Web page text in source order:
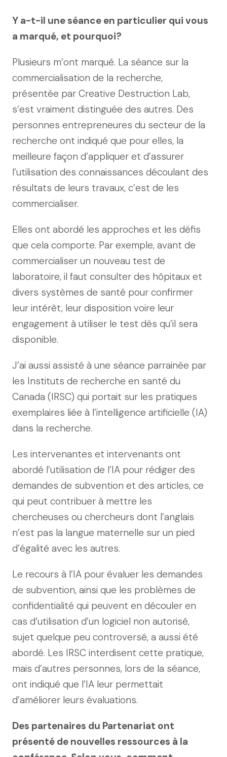
Y a-t-il une séance en particulier qui vous
a marqué, et pourquoi?
Plusieurs m’ont marqué. La séance sur la
commercialisation de la recherche,
présentée par Creative Destruction Lab,
s’est vraiment distinguée des autres. Des
personnes entrepreneures du secteur de la
recherche ont indiqué que pour elles, la
meilleure façon d’appliquer et d’assurer
l’utilisation des connaissances découlant des
résultats de leurs travaux, c’est de les
commercialiser.
Elles ont abordé les approches et les défis
que cela comporte. Par exemple, avant de
commercialiser un nouveau test de
laboratoire, il faut consulter des hôpitaux et
divers systèmes de santé pour confirmer
leur intérêt, leur disposition voire leur
engagement à utiliser le test dès qu’il sera
disponible.
J’ai aussi assisté à une séance parrainée par
les Instituts de recherche en santé du
Canada (IRSC) qui portait sur les pratiques
exemplaires liée à l’intelligence artificielle (IA)
dans la recherche.
Les intervenantes et intervenants ont
abordé l’utilisation de l’IA pour rédiger des
demandes de subvention et des articles, ce
qui peut contribuer à mettre les
chercheuses ou chercheurs dont l’anglais
n’est pas la langue maternelle sur un pied
d’égalité avec les autres.
Le recours à l’IA pour évaluer les demandes
de subvention, ainsi que les problèmes de
confidentialité qui peuvent en découler en
cas d’utilisation d’un logiciel non autorisé,
sujet quelque peu controversé, a aussi été
abordé. Les IRSC interdisent cette pratique,
mais d’autres personnes, lors de la séance,
ont indiqué que l’IA leur permettait
d’améliorer leurs évaluations.
Des partenaires du Partenariat ont
présenté de nouvelles ressources à la